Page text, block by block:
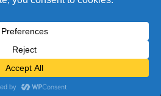
- Tous droits réservés
PARPARABOLA&